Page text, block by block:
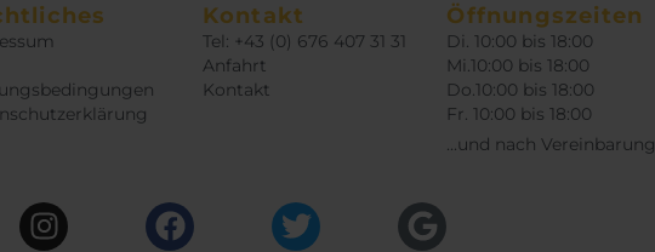
Kontakt
Tel: +43 (0) 676 407 31 31
Anfahrt
Kontakt
Öffnungszeiten
Di. 10:00 bis 18:00
Mi.10:00 bis 18:00
Do.10:00 bis 18:00
Fr. 10:00 bis 18:00
...und nach Vereinbarung
InstagramFacebookTwitter Google